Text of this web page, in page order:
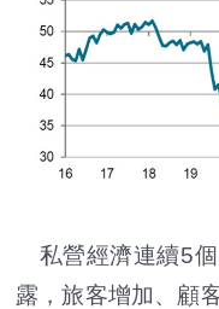
私營經濟連續5個
露，旅客增加、顧